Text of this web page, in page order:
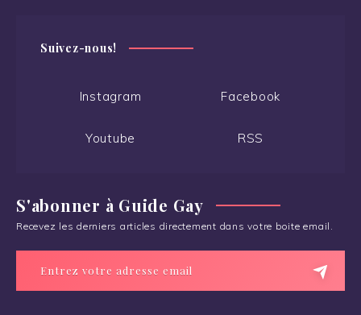
Suivez-nous!
Instagram Facebook
Youtube RSS
S'abonner à Guide Gay
Recevez les derniers articles directement dans votre boite email.